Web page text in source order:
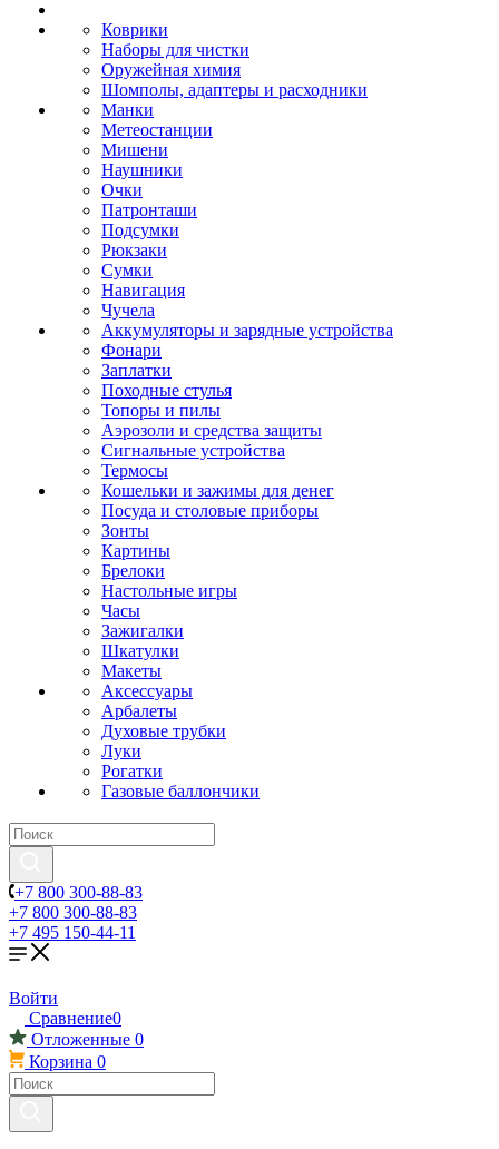
Коврики
Наборы для чистки
Оружейная химия
Шомполы, адаптеры и расходники
Манки
Метеостанции
Мишени
Наушники
Очки
Патронташи
Подсумки
Рюкзаки
Сумки
Навигация
Чучела
Аккумуляторы и зарядные устройства
Фонари
Заплатки
Походные стулья
Топоры и пилы
Аэрозоли и средства защиты
Сигнальные устройства
Термосы
Кошельки и зажимы для денег
Посуда и столовые приборы
Зонты
Картины
Брелоки
Настольные игры
Часы
Зажигалки
Шкатулки
Макеты
Аксессуары
Арбалеты
Духовые трубки
Луки
Рогатки
Газовые баллончики
+7 800 300-88-83
+7 800 300-88-83
+7 495 150-44-11
Войти
Сравнение0
Отложенные 0
Корзина 0